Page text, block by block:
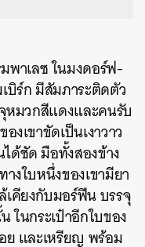
พาเลซ ในมงดอร์ฟ-
บิร์ก มีสัมภาระติดตัว
หมวกสีแดงและคนรับ
งเขาขัดเป็นเงาวาว
ด้ชัด มือทั้งสองข้าง
งใบหนึ่งของเขามียา
เคียงกับมอร์ฟีน บรรจุ
ในกระเป๋าอีกใบของ
ย และเหรียญ พร้อม